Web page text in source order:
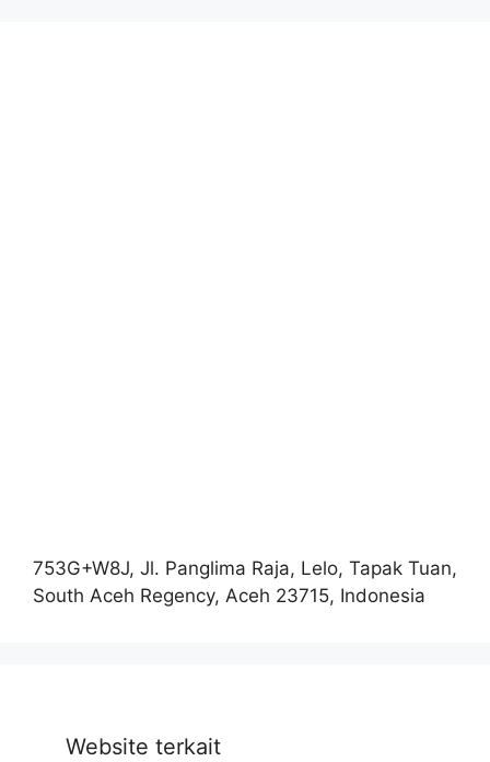
753G+W8J, Jl. Panglima Raja, Lelo, Tapak Tuan,
South Aceh Regency, Aceh 23715, Indonesia
Website terkait